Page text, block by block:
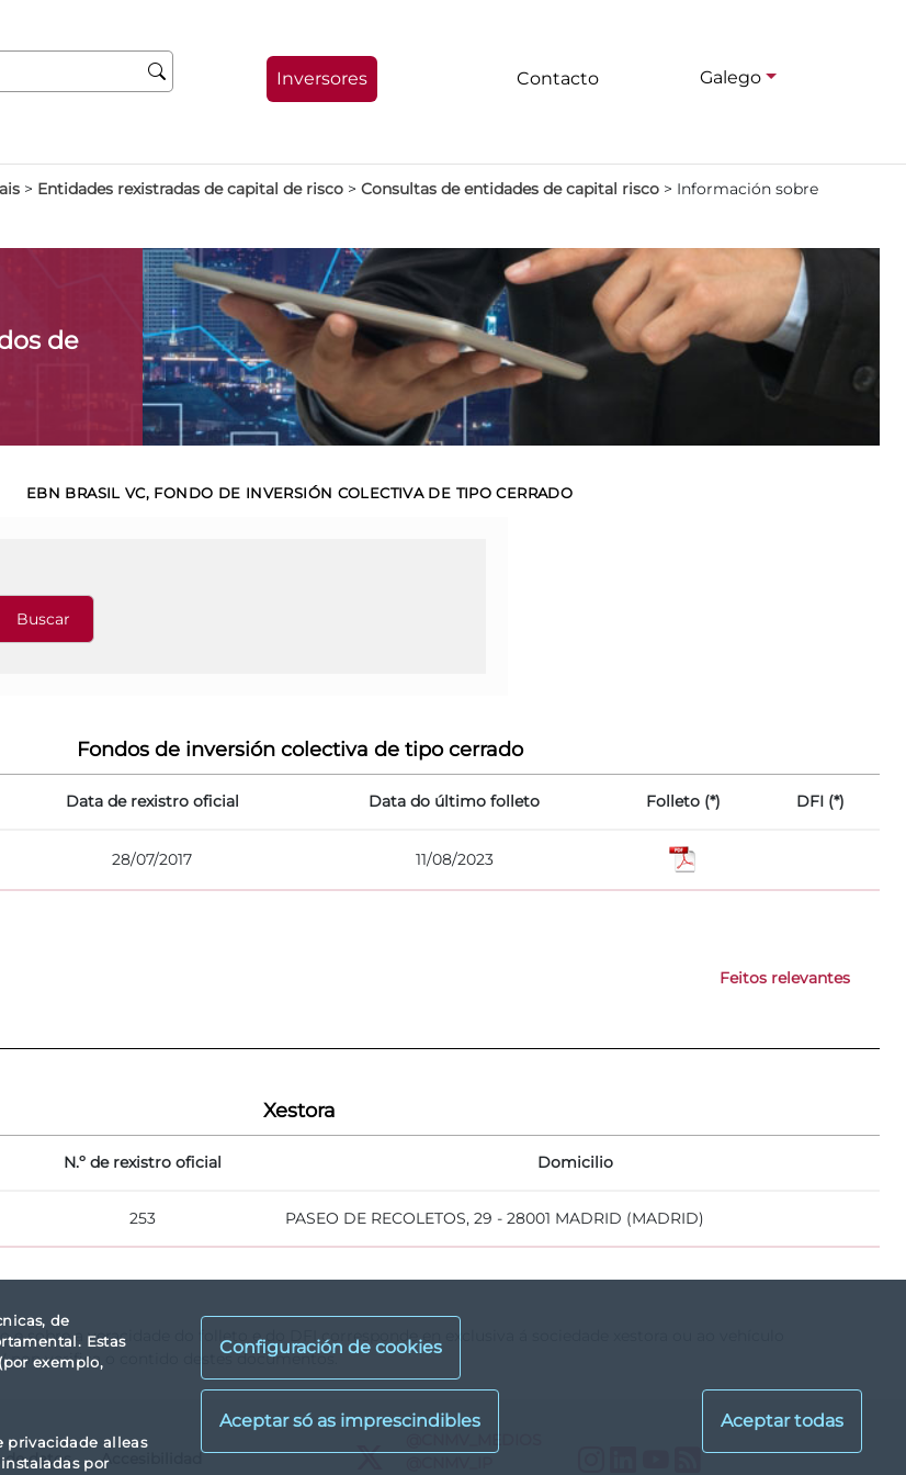
de
Estas
exemplo,
privacidade alleas
por
Configuración de cookies
Inversores Contacto Galego
> Entidades rexistradas de capital de risco > Consultas de entidades de capital risco > Información sobre
de
EBN BRASIL VC, FONDO DE INVERSIÓN COLECTIVA DE TIPO CERRADO
Fondos de inversión colectiva de tipo cerrado
Data de rexistro oficial Data do último folleto Folleto (*) DFI (*)
28/07/2017 11/08/2023
Feitos relevantes
Xestora
N.º de rexistro oficial Domicilio
253 PASEO DE RECOLETOS, 29 - 28001 MADRID (MADRID)
sobre a veracidade do folleto e do DFI corresponde en exclusiva á sociedade xestora ou ao vehículo
non verifica o contido destes documentos.
de datos Accesibilidad Instagram
LinkedIn
YouTube
RSS